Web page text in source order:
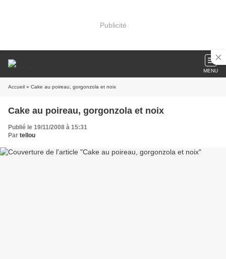
Publicité
MENU
Accueil » Cake au poireau, gorgonzola et noix
Cake au poireau, gorgonzola et noix
Publié le 19/11/2008 à 15:31
Par tellou